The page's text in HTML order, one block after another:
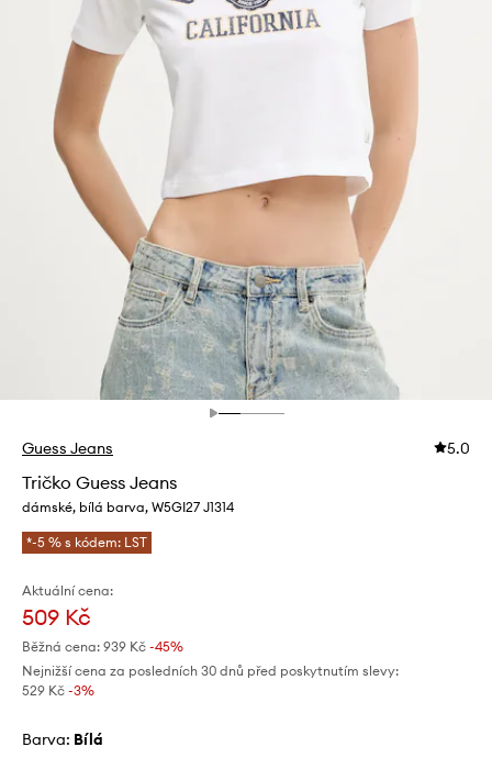
Guess Jeans 5.0
Tričko Guess Jeans
dámské, bílá barva, W5GI27 J1314
*-5 % s kódem: LST
Aktuální cena:
509 Kč
Běžná cena: 939 Kč -45%
Nejnižší cena za posledních 30 dnů před poskytnutím slevy:
529 Kč -3%
Barva: bílá